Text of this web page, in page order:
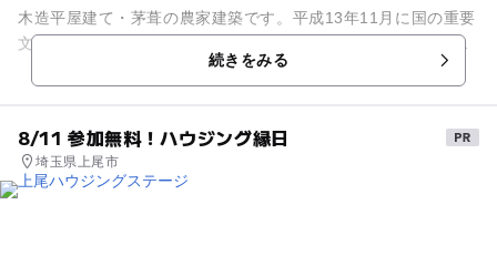
木造平屋建て・茅葺の農家建築です。平成13年11月に国の重要
文化財に指定されています。主屋を中心に、納屋・倉・木小
屋・井戸小屋・祠などの...続きをみる
8/11 参加無料！ハウジング縁日
埼玉県上尾市